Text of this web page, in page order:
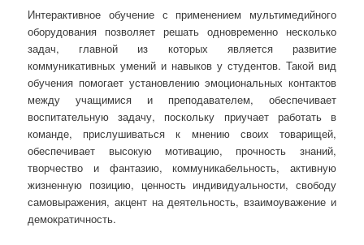
Интерактивное обучение с применением мультимедийного
оборудования позволяет решать одновременно несколько
задач, главной из которых является развитие
коммуникативных умений и навыков у студентов. Такой вид
обучения помогает установлению эмоциональных контактов
между учащимися и преподавателем, обеспечивает
воспитательную задачу, поскольку приучает работать в
команде, прислушиваться к мнению своих товарищей,
обеспечивает высокую мотивацию, прочность знаний,
творчество и фантазию, коммуникабельность, активную
жизненную позицию, ценность индивидуальности, свободу
самовыражения, акцент на деятельность, взаимоуважение и
демократичность.